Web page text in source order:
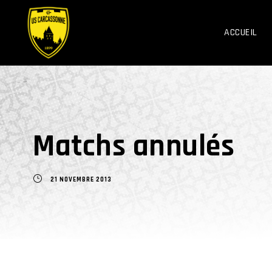
ACCUEIL
Matchs annulés
21 NOVEMBRE 2013